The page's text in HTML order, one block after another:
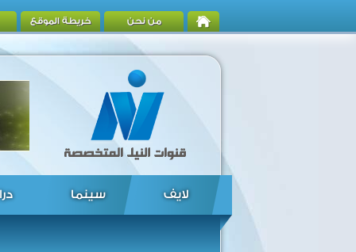
من نحن خريطة الموقع
لايف سينما